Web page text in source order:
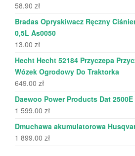
58.90 zł
Bradas Opryskiwacz Ręczny
0,5L As0050
13.00 zł
Hecht Hecht 52184 Przyczepa
Wózek Ogrodowy Do Traktorka
649.00 zł
Daewoo Power Products Dat 2500E
1 599.00 zł
Dmuchawa akumulatorowa
1 899.00 zł